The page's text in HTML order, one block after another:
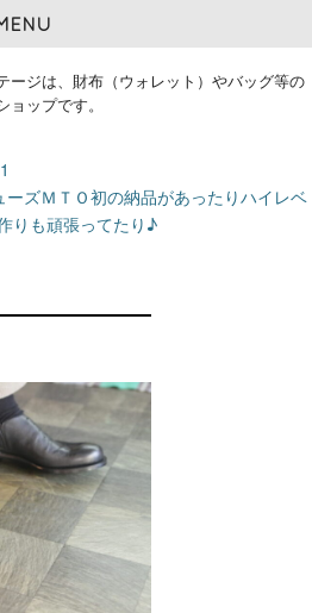
ージは、財布（ウォレット）やバッグ等の
ップです。
ズＭＴＯ初の納品があったりハイレベ
りも頑張ってたり♪